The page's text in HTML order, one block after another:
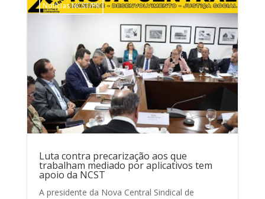
Notícias NCST/PR
Luta contra precarização aos que
trabalham mediado por aplicativos tem
apoio da NCST
A presidente da Nova Central Sindical de